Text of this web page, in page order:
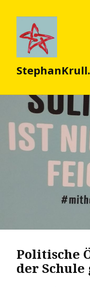
Politische
der